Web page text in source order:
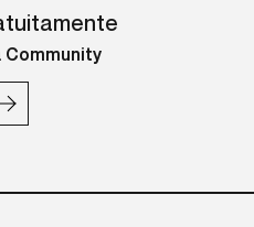
Community